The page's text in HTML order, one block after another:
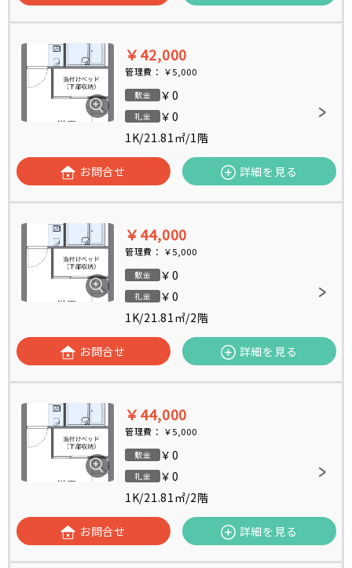
￥42,000
管理費： ￥5,000
敷金 ￥0
礼金
￥0
1K/21.81㎡/1階
お問合せ 詳細を見る
￥44,000
管理費： ￥5,000
敷金 ￥0
礼金
￥0
1K/21.81㎡/2階
お問合せ 詳細を見る
￥44,000
管理費： ￥5,000
敷金 ￥0
礼金
￥0
1K/21.81㎡/2階
お問合せ 詳細を見る